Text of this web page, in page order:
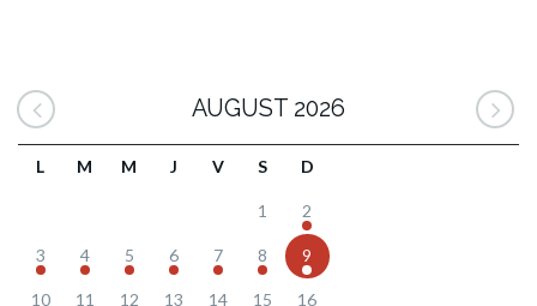
AUGUST 2026
L M M J V S D
1 2
3 4 5 6 7 8 9
10 11 12 13 14 15 16